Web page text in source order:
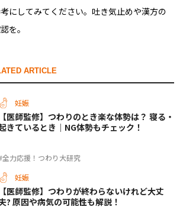
にしてみてください。吐き気止めや漢方の
を。
ARTICLE
妊娠
全力応援！つわり大研究
【医師監修】つわりのとき楽な体勢は？ 寝る・
きているとき｜NG体勢もチェック！
妊娠
【医師監修】つわりが終わらないけれど大丈
? 原因や病気の可能性も解説！